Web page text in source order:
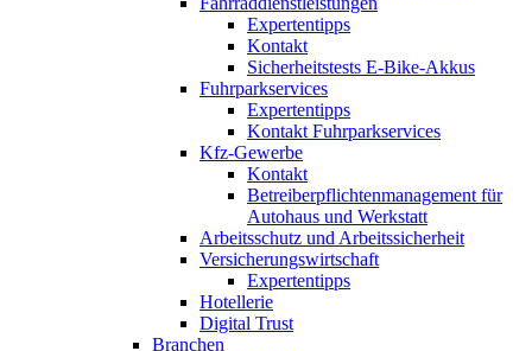
Expertentipps
Kontakt
Sicherheitstests E-Bike-Akkus
Fuhrparkservices
Expertentipps
Kontakt Fuhrparkservices
Kfz-Gewerbe
Kontakt
Betreiberpflichtenmanagement für
Autohaus und Werkstatt
Arbeitsschutz und Arbeitssicherheit
Versicherungswirtschaft
Expertentipps
Hotellerie
Digital Trust
Branchen